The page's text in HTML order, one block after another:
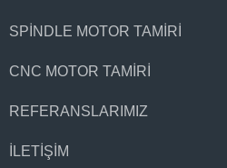
SPINDLE MOTOR TAMIRI
CNC MOTOR TAMIRI
REFERANSLARIMIZ
İLETIŞIM